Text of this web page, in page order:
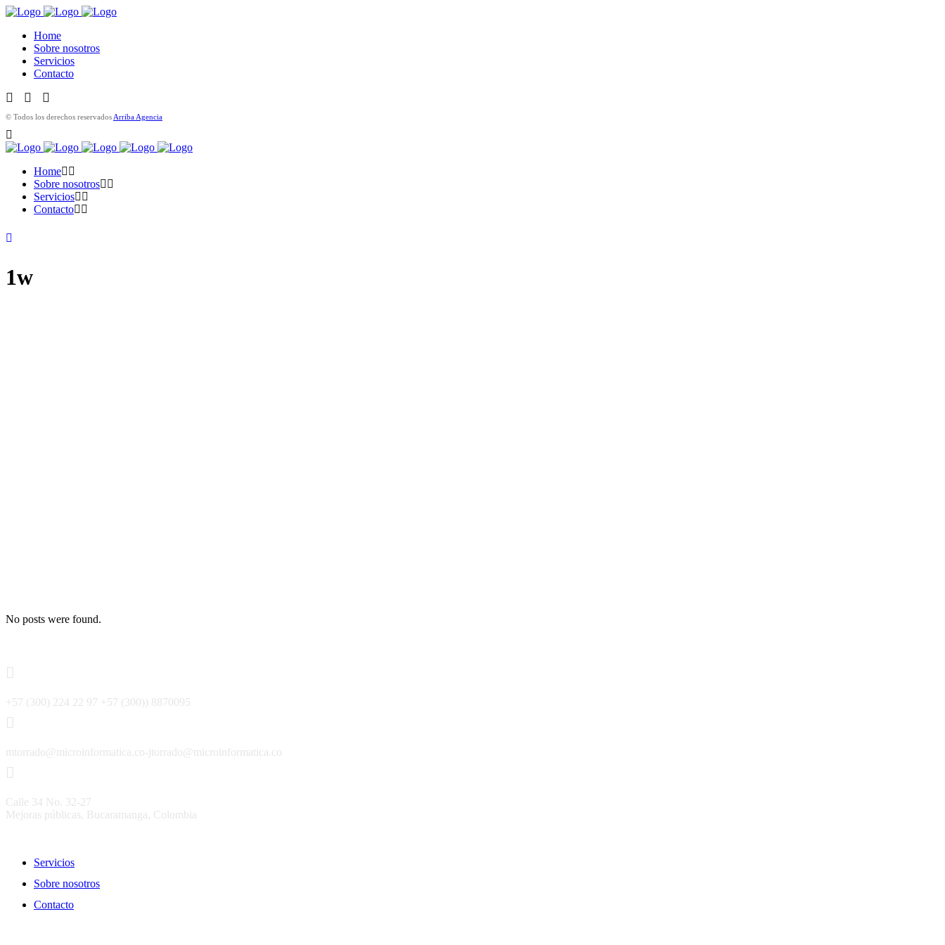
Home
Sobre nosotros
Servicios
Contacto
© Todos los derechos reservados Arriba Agencia
Home
Sobre nosotros
Servicios
Contacto
1w
No posts were found.
+57 (300) 224 22 97 +57 (300)) 8870095
mtorrado@microinformatica.co-jtorrado@microinformatica.co
Calle 34 No. 32-27
Mejoras públicas, Bucaramanga, Colombia
Servicios
Sobre nosotros
Contacto